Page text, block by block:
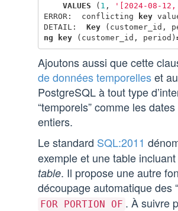
VALUES
( 1 , '[2024-08-
ERROR : conflicting key
DETAIL : Key ( customer_id ,
ng
key ( customer_id , period )
Ajoutons aussi que cette
de données temporelleset
PostgreSQL à tout type
“temporels” comme les
entiers.
Le standard SQL:2011
exemple et une table
table. Il propose une autre
découpage automatique des
FOR PORTION OF . À suivre